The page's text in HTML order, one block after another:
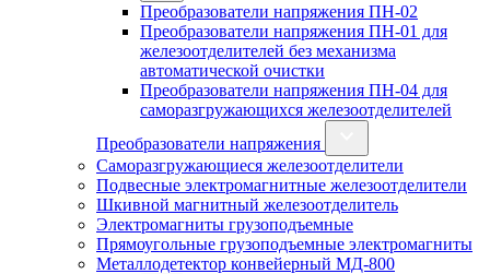
Преобразователи напряжения ПН-02
Преобразователи напряжения ПН-01 для
железоотделителей без механизма
автоматической очистки
Преобразователи напряжения ПН-04 для
саморазгружающихся железоотделителей
Преобразователи напряжения
Саморазгружающиеся железоотделители
Подвесные электромагнитные железоотделители
Шкивной магнитный железоотделитель
Электромагниты грузоподъемные
Прямоугольные грузоподъемные электромагниты
Металлодетектор конвейерный МД-800